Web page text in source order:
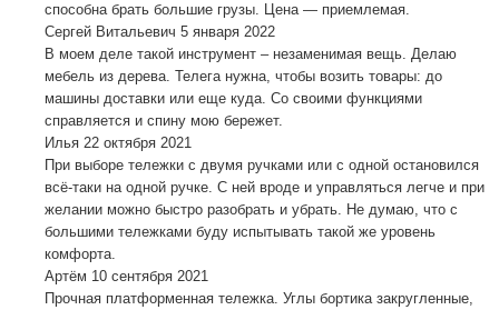
способна брать большие грузы. Цена — приемлемая.
Сергей Витальевич 5 января 2022
В моем деле такой инструмент – незаменимая вещь. Делаю
мебель из дерева. Телега нужна, чтобы возить товары: до
машины доставки или еще куда. Со своими функциями
справляется и спину мою бережет.
Илья 22 октября 2021
При выборе тележки с двумя ручками или с одной остановился
всё-таки на одной ручке. С ней вроде и управляться легче и при
желании можно быстро разобрать и убрать. Не думаю, что с
большими тележками буду испытывать такой же уровень
комфорта.
Артём 10 сентября 2021
Прочная платформенная тележка. Углы бортика закругленные,